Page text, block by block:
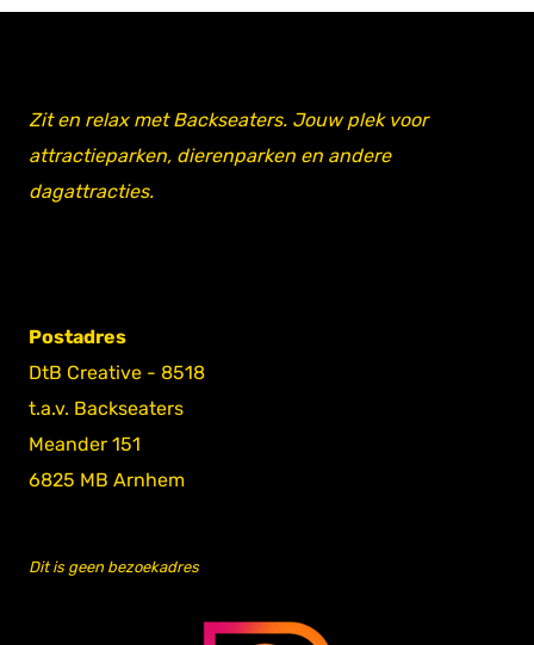
Zit en relax met Backseaters. Jouw plek voor
attractieparken, dierenparken en andere
dagattracties.
Postadres
DtB Creative - 8518
t.a.v. Backseaters
Meander 151
6825 MB Arnhem
Dit is geen bezoekadres